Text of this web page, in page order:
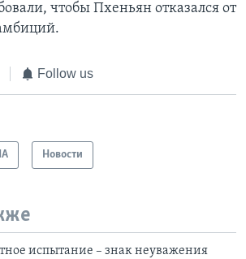
чтобы Пхеньян отказался от
Follow us
Новости
испытание – знак неуважения